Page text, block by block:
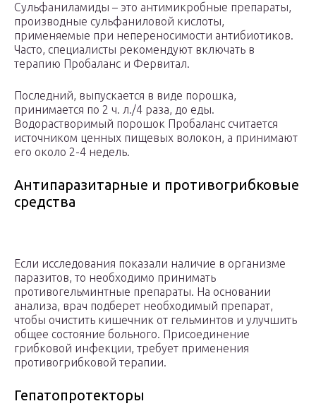
Сульфаниламиды – это антимикробные препараты,
производные сульфаниловой кислоты,
применяемые при непереносимости антибиотиков.
Часто, специалисты рекомендуют включать в
терапию Пробаланс и Фервитал.
Последний, выпускается в виде порошка,
принимается по 2 ч. л./4 раза, до еды.
Водорастворимый порошок Пробаланс считается
источником ценных пищевых волокон, а принимают
его около 2-4 недель.
Антипаразитарные и противогрибковые
средства
Если исследования показали наличие в организме
паразитов, то необходимо принимать
противогельминтные препараты. На основании
анализа, врач подберет необходимый препарат,
чтобы очистить кишечник от гельминтов и улучшить
общее состояние больного. Присоединение
грибковой инфекции, требует применения
противогрибковой терапии.
Гепатопротекторы